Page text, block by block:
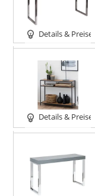
Details & Preise
Details & Preise